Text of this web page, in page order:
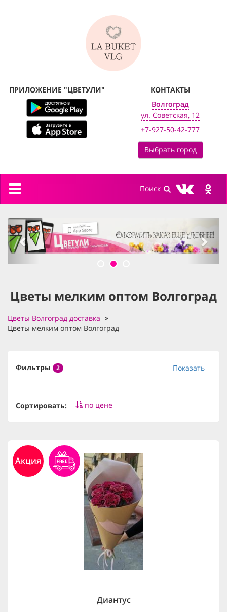
ПРИЛОЖЕНИЕ "ЦВЕТУЛИ"
КОНТАКТЫ
Волгоград
ул. Советская, 12
+7-927-50-42-777
Выбрать город
Toggle
previous
Цветы мелким оптом Волгоград
Цветы Волгоград доставка
Цветы мелким оптом Волгоград
Фильтры 2 Показать
Сортировать: по цене
Акция
Диантус